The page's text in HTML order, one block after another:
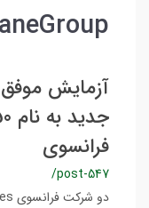
آزمایش
فرانسوی
/post-547